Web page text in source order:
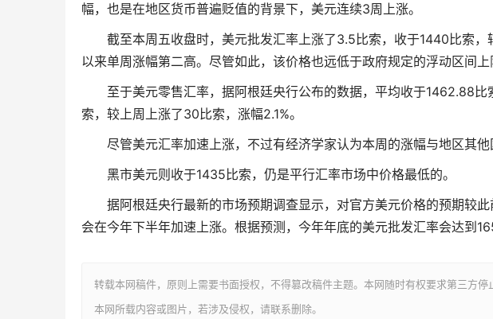
幅，也是在地区货币普遍贬值的背景下，美元连续3周上涨。
截至本周五收盘时，美元批发汇率上涨了3.5比索，收于1440比索
以来单周涨幅第二高。尽管如此，该价格也远低于政府规定的浮动区间上
至于美元零售汇率，据阿根廷央行公布的数据，平均收于1462.88
索，较上周上涨了30比索，涨幅2.1%。
尽管美元汇率加速上涨，不过有经济学家认为本周的涨幅与地区其他
黑市美元则收于1435比索，仍是平行汇率市场中价格最低的。
据阿根廷央行最新的市场预期调查显示，对官方美元价格的预期较
会在今年下半年加速上涨。根据预测，今年年底的美元批发汇率会达到
转载本网稿件，原则上需要书面授权，不得篡改稿件主题。本网随时有权要求第三方停
本网所载内容或图片，若涉及侵权，请联系删除。